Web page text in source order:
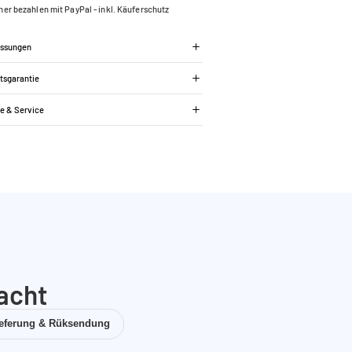
bezahlen mit PayPal - inkl. Käuferschutz
& Service
& Rüksendung